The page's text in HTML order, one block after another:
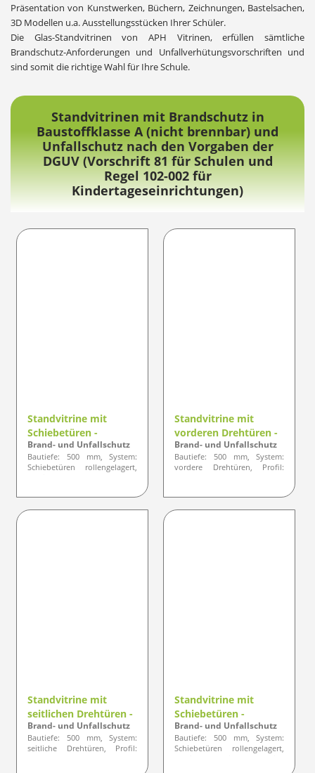
Präsentation von Kunstwerken, Büchern, Zeichnungen, Bastelsachen,
3D Modellen u.a. Ausstellungsstücken Ihrer Schüler.
Die Glas-Standvitrinen von APH Vitrinen, erfüllen sämtliche
Brandschutz-Anforderungen und Unfallverhütungsvorschriften und
sind somit die richtige Wahl für Ihre Schule.
Standvitrinen mit Brandschutz in
Baustoffklasse A (nicht brennbar) und
Unfallschutz nach den Vorgaben der
DGUV (Vorschrift 81 für Schulen und
Regel 102-002 für
Kindertageseinrichtungen)
Standvitrine mit
Schiebetüren -
Designlinie ELEGANZ
Brand- und Unfallschutz
Bautiefe: 500 mm, System:
Schiebetüren rollengelagert,
Standvitrine mit
vorderen Drehtüren -
Designlinie ELEGANZ
Brand- und Unfallschutz
Bautiefe: 500 mm, System:
vordere Drehtüren, Profil:
Standvitrine mit
seitlichen Drehtüren -
Designlinie ELEGANZ
Brand- und Unfallschutz
Bautiefe: 500 mm, System:
seitliche Drehtüren, Profil:
Standvitrine mit
Schiebetüren -
Designlinie ELEGANZ
Brand- und Unfallschutz
Bautiefe: 500 mm, System:
Schiebetüren rollengelagert,